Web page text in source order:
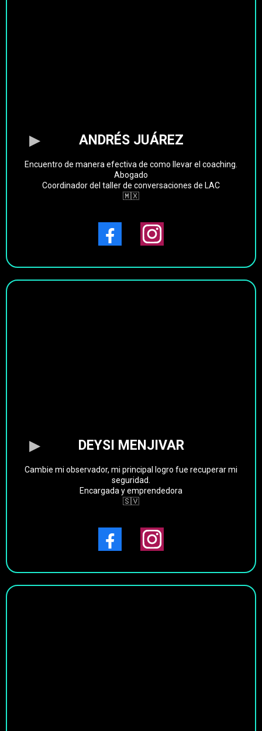
ANDRÉS JUÁREZ
Encuentro de manera efectiva de como llevar el coaching.
Abogado
Coordinador del taller de conversaciones de LAC
🇲🇽
DEYSI MENJIVAR
Cambie mi observador, mi principal logro fue recuperar mi
seguridad.
Encargada y emprendedora
🇸🇻